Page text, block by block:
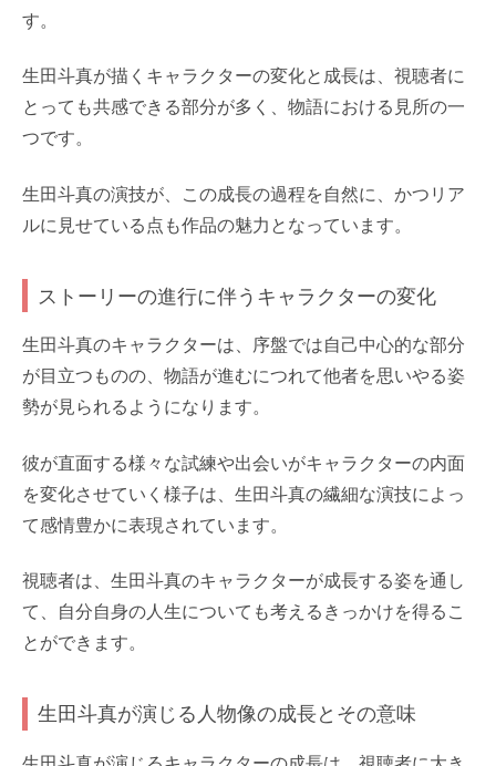
す。
生田斗真が描くキャラクターの変化と成長は、視聴者に
とっても共感できる部分が多く、物語における見所の一
つです。
生田斗真の演技が、この成長の過程を自然に、かつリア
ルに見せている点も作品の魅力となっています。
ストーリーの進行に伴うキャラクターの変化
生田斗真のキャラクターは、序盤では自己中心的な部分
が目立つものの、物語が進むにつれて他者を思いやる姿
勢が見られるようになります。
彼が直面する様々な試練や出会いがキャラクターの内面
を変化させていく様子は、生田斗真の繊細な演技によっ
て感情豊かに表現されています。
視聴者は、生田斗真のキャラクターが成長する姿を通し
て、自分自身の人生についても考えるきっかけを得るこ
とができます。
生田斗真が演じる人物像の成長とその意味